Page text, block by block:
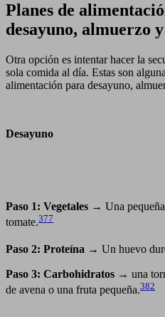
Planes de
desayuno, almuerzo
Otra opción es intentar hacer la
sola comida al día. Estas son
alimentación para desayuno,
Desayuno
Paso 1: Vegetales → Una
tomate.377
Paso 2: Proteína → Un huevo
Paso 3: Carbohidratos → una
de avena o una fruta pequeña.382